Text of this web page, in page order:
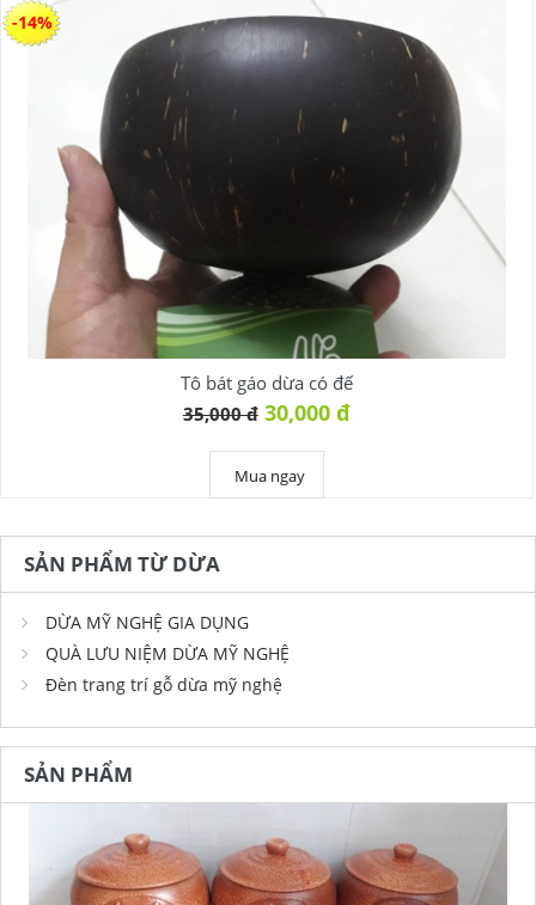
Tô bát gáo dừa có đế
35,000 đ 30,000 đ
Mua ngay
-14%
SẢN PHẨM TỪ DỪA
DỪA MỸ NGHỆ GIA DỤNG
QUÀ LƯU NIỆM DỪA MỸ NGHỆ
Đèn trang trí gỗ dừa mỹ nghệ
SẢN PHẨM